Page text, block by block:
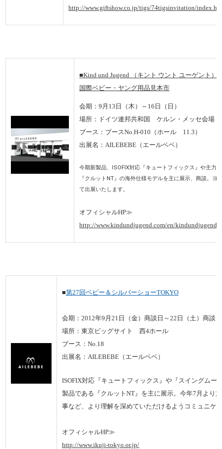
http://www.giftshow.co.jp/tigs/74tigsinvitation/
■Kind und Jugend （キント ウント ユーゲント）
国際ベビー・ヤング用品見本市
会期：9月13日（木）～16日（日）
場所：ドイツ連邦共和国 ケルン・メッセ会場
ブース：ブースNo.H-010（ホール 11.3）
出展名：AILEBEBE（エールベベ）
今期新製品、ISOFIX対応『キュートフィックス』や主力
『クルットNT』の海外仕様モデルを主に展示、商談。ヨ
て出展いたします。
オフィシャルHP≫
http://www.kindundjugend.com/en/kindundjugend/
■第27回ベビー＆シルバーショーTOKYO
会期：2012年9月21日（金）商談日～22日（土）商談
場所：東京ビッグサイト 西4ホール
ブース：No.18
出展名：AILEBEBE（エールベベ）
ISOFIX対応『キュートフィックス』や『スイングムー
製品である『クルットNT』を主に展示。今年7月より
事など、より理解を深めていただけるようコミュニケ
オフィシャルHP≫
http://www.ikuji-tokyo.or.jp/